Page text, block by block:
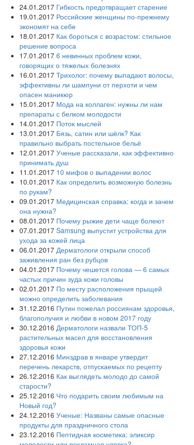
24.01.2017 Гибкость предотвращает старение
19.01.2017 Российские женщины по-прежнему
экономят на себе
18.01.2017 Как бороться с возрастом: стильное
решение вопроса
17.01.2017 6 невинных проблем кожи,
говорящих о тяжелых болезнях
16.01.2017 Трихолог: почему выпадают волосы,
эффективны ли шампуни от перхоти и чем
опасен маникюр
15.01.2017 Мода на коллаген: нужны ли нам
препараты с белком молодости
14.01.2017 Поток мыслей
13.01.2017 Бязь, сатин или шёлк? Как
правильно выбрать постельное бельё
12.01.2017 Ученые рассказали, как эффективно
принимать душ
11.01.2017 10 мифов о выпадении волос
10.01.2017 Как определить возможную болезнь
по рукам?
09.01.2017 Медицинская справка: когда и зачем
она нужна?
08.01.2017 Почему рыжие дети чаще болеют
07.01.2017 Samsung выпустит устройства для
ухода за кожей лица
06.01.2017 Дерматологи открыли способ
заживления ран без рубцов
04.01.2017 Почему чешется голова — 6 самых
частых причин зуда кожи головы
02.01.2017 По месту расположения прыщей
можно определить заболевания
31.12.2016 Путин пожелал россиянам здоровья,
благополучия и любви в новом 2017 году
30.12.2016 Дерматологи назвали ТОП-5
растительных масел для восстановления
здоровья кожи
27.12.2016 Минздрав в январе утвердит
перечень лекарств, отпускаемых по рецепту
26.12.2016 Как выглядеть молодо до самой
старости?
25.12.2016 Что подарить своим любимым на
Новый год?
24.12.2016 Ученые: Названы самые опасные
продукты для праздничного стола
23.12.2016 Пептидная косметика: эликсир